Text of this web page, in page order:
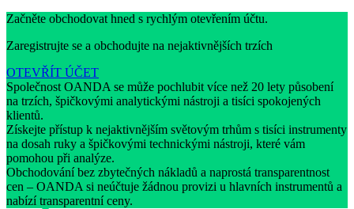
Začněte obchodovat hned s rychlým otevřením účtu.
Zaregistrujte se a obchodujte na nejaktivnějších trzích
OTEVŘÍT ÚČET
Společnost OANDA se může pochlubit více než 20 lety působení
na trzích, špičkovými analytickými nástroji a tisíci spokojených
klientů.
Získejte přístup k nejaktivnějším světovým trhům s tisíci instrumenty
na dosah ruky a špičkovými technickými nástroji, které vám
pomohou při analýze.
Obchodování bez zbytečných nákladů a naprostá transparentnost
cen – OANDA si neúčtuje žádnou provizi u hlavních instrumentů a
nabízí transparentní ceny.